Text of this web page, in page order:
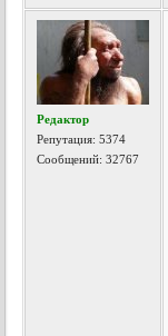
Редактор
Репутация:5374
Сообщений: 32767